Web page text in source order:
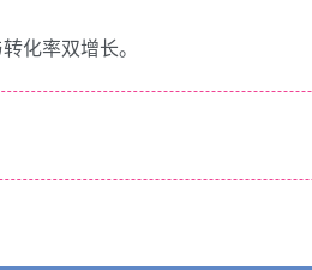
化率双增长。